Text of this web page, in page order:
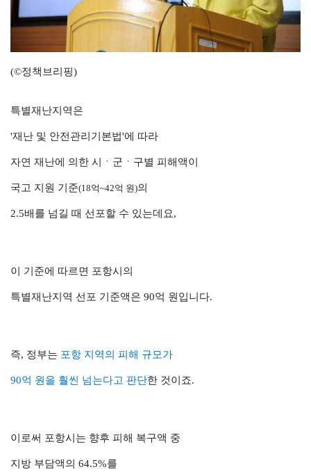
(©정책브리핑)
특별재난지역은
'재난 및 안전관리기본법'에 따라
자연 재난에 의한 시ㆍ군ㆍ구별 피해액이
국고 지원 기준(18억~42억 원)의
2.5배를 넘길 때 선포할 수 있는데요,
이 기준에 따르면 포항시의
특별재난지역 선포 기준액은 90억 원입니다.
즉, 정부는 포항 지역의 피해 규모가
90억 원을 훨씬 넘는다고 판단한 것이죠.
이로써 포항시는 향후 피해 복구액 중
지방 부담액의 64.5%를